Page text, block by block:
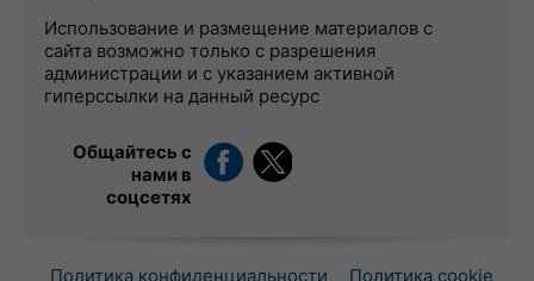
Использование и размещение материалов с
сайта возможно только с разрешения
администрации и с указанием активной
гиперссылки на данный ресурс
Общайтесь с
нами в
соцсетях
Политика конфиденциальности Политика cookie